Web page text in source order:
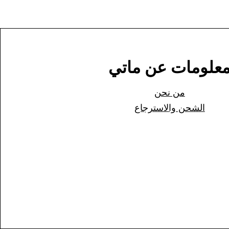
عن ماتي
من نحن
الشحن والاسترجاع